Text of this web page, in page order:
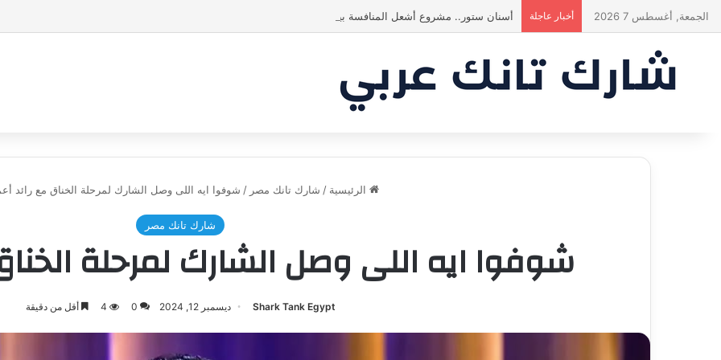
الجمعة, أغسطس 7 2026 أخبار عاجلة أسنان ستور.. مشروع أشعل المنافسة بين الشاركس! فمن سيحسم الصفقة في النهاية؟ |شارك تانك العراق
الرئيسية / شارك تانك مصر / شوفوا ايه اللى وصل الشارك لمرحلة الخناق مع رائد
شارك تانك مصر
شوفوا ايه اللى وصل الشارك لمرحلة
Shark Tank Egypt ديسمبر 12, 2024 0
4 أقل من دقيقة